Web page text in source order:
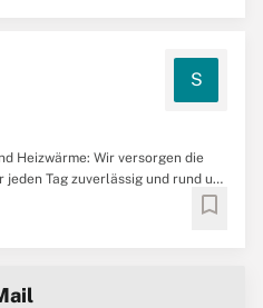
S
Heizwärme: Wir versorgen die
Tag zuverlässig und rund um
entwickelten sich
Wasserversorger zum heutigen
bookmark